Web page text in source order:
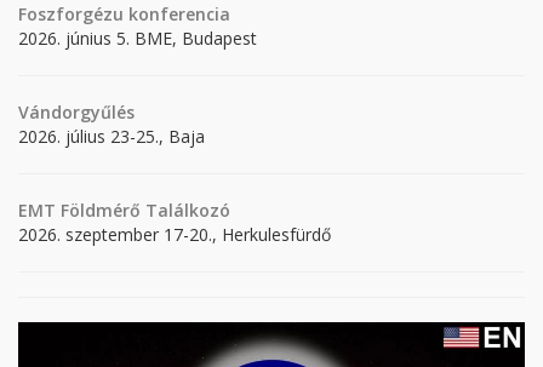
Foszforgézu konferencia
2026. június 5. BME, Budapest
Vándorgyűlés
2026. július 23-25., Baja
EMT Földmérő Találkozó
2026. szeptember 17-20., Herkulesfürdő